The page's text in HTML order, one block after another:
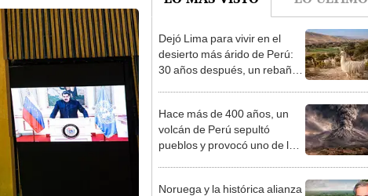
Dejó Lima para vivir en el
desierto más árido de Perú:
30 años después, un rebaño
Hace más de 400 años, un
volcán de Perú sepultó
pueblos y provocó uno de los
Noruega y la histórica alianza